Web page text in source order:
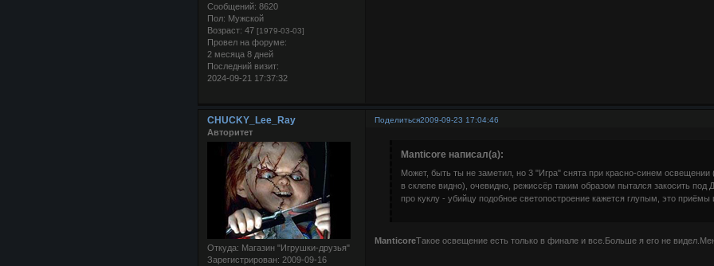
Сообщений: 8620
Пол: Мужской
Возраст: 47 [1979-03-03]
Провел на форуме:
2 месяца 8 дней
Последний визит:
2024-09-21 17:37:32
Поделиться2009-09-23 17:04:46
CHUCKY_Lee_Ray
Авторитет
Откуда: Магазин "Игрушки-друзья"
Зарегистрирован: 2009-09-16
Manticore написал(а):
Может, быть ты не заметил, но 3 "Игра" снята при красно-синем освещении
в склепе видно), очевидно, режиссёр таким образом пытался закосить
про куклу - убийцу подобное светопостроение кажется глупым, это приёмы
ManticoreТакое освещение есть только в финале и все.Больше я его не